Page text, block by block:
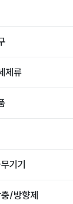
제류
기기
/방향제